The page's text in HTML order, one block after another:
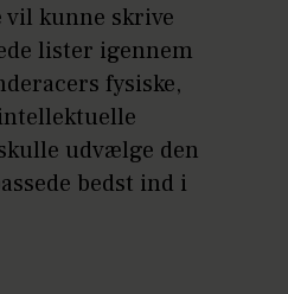
vil kunne skrive
lister igennem
fysiske,
udvælge den
bedst ind i